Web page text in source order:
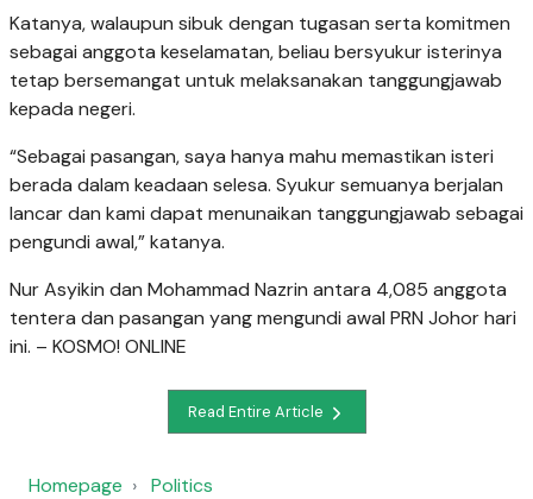
Katanya, walaupun sibuk dengan tugasan serta komitmen
sebagai anggota keselamatan, beliau bersyukur isterinya
tetap bersemangat untuk melaksanakan tanggungjawab
kepada negeri.
“Sebagai pasangan, saya hanya mahu memastikan isteri
berada dalam keadaan selesa. Syukur semuanya berjalan
lancar dan kami dapat menunaikan tanggungjawab sebagai
pengundi awal,” katanya.
Nur Asyikin dan Mohammad Nazrin antara 4,085 anggota
tentera dan pasangan yang mengundi awal PRN Johor hari
ini. – KOSMO! ONLINE
Read Entire Article
Homepage
Politics